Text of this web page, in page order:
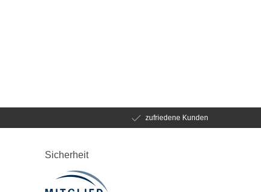
zufriedene Kunden
Sicherheit